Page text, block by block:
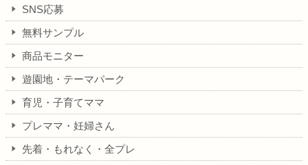
SNS応募
無料サンプル
商品モニター
遊園地・テーマパーク
育児・子育てママ
プレママ・妊婦さん
先着・もれなく・全プレ